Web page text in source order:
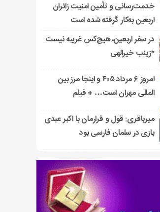
خدمت‌رسانی و تأمین امنیت زائران
اربعین به‌کار گرفته شده است
در سفر اربعین، هیچ‌کس غریبه نیست
*زینب خیرالهی
امروز ۶ مرداد ۴۰۵ و اینجا مرز بین
المللی مهران است… + فیلم
میرباقری: قول و قرارمان با اکبر عبدی
بازی در سلمان فارسی بود